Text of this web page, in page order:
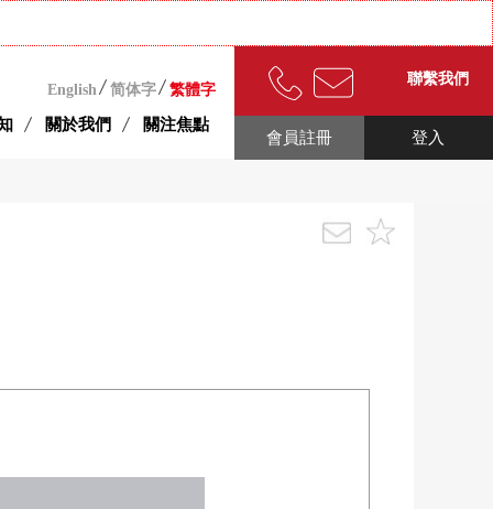
English 简体字 繁體字
關於我們 關注焦點
聯繫我們
登入
會員註冊